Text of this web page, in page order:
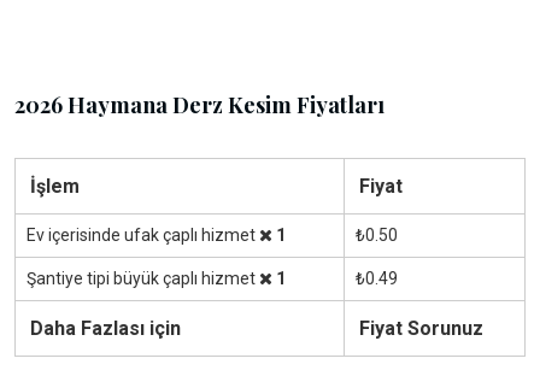
2026 Haymana Derz Kesim Fiyatları
İşlem Fiyat
Ev içerisinde ufak çaplı hizmet 1 ₺0.50
Şantiye tipi büyük çaplı hizmet 1 ₺0.49
Daha Fazlası için Fiyat Sorunuz